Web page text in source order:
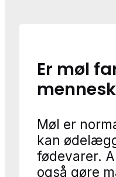
Er møl
Møl er
kan
fødevarer.
også gøre